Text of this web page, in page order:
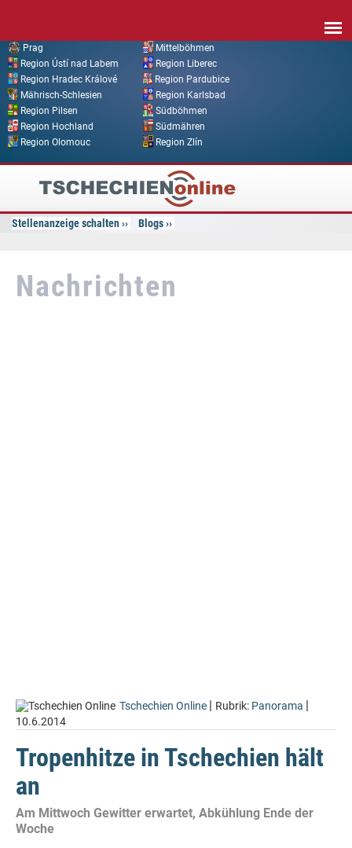
Prag
Mittelböhmen
Region Ústí nad Labem
Region Liberec
Region Hradec Králové
Region Pardubice
Mährisch-Schlesien
Region Karlsbad
Region Pilsen
Südböhmen
Region Hochland
Südmähren
Region Olomouc
Region Zlín
Tschechien
Online
Stellenanzeige schalten Blogs
Nachrichten
Tschechien Online | Rubrik: Panorama |
10.6.2014
Tropenhitze in Tschechien hält
an
Am Mittwoch Gewitter erwartet, Abkühlung Ende der
Woche